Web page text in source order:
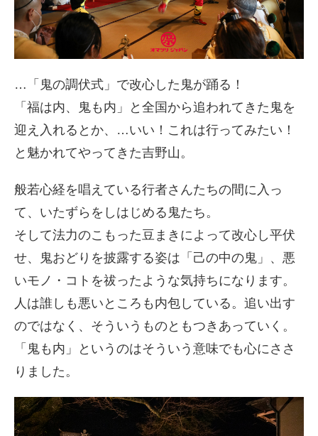
…「鬼の調伏式」で改心した鬼が踊る！
「福は内、鬼も内」と全国から追われてきた鬼を
迎え入れるとか、…いい！これは行ってみたい！
と魅かれてやってきた吉野山。
般若心経を唱えている行者さんたちの間に入っ
て、いたずらをしはじめる鬼たち。
そして法力のこもった豆まきによって改心し平伏
せ、鬼おどりを披露する姿は「己の中の鬼」、悪
いモノ・コトを祓ったような気持ちになります。
人は誰しも悪いところも内包している。追い出す
のではなく、そういうものともつきあっていく。
「鬼も内」というのはそういう意味でも心にささ
りました。